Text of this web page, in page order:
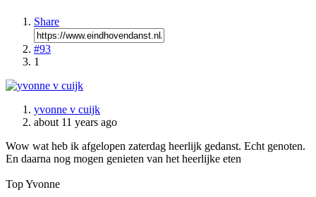
Share
#93
1
yvonne v cuijk
about 11 years ago
Wow wat heb ik afgelopen zaterdag heerlijk gedanst. Echt genoten.
En daarna nog mogen genieten van het heerlijke eten
Top Yvonne